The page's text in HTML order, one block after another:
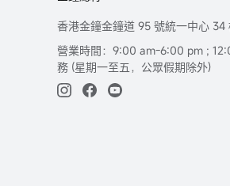
香港金鐘金鐘道 95 號統一中心 34
營業時間：9:00 am-6:00 pm ;
務 (星期一至五，公眾假期除外)